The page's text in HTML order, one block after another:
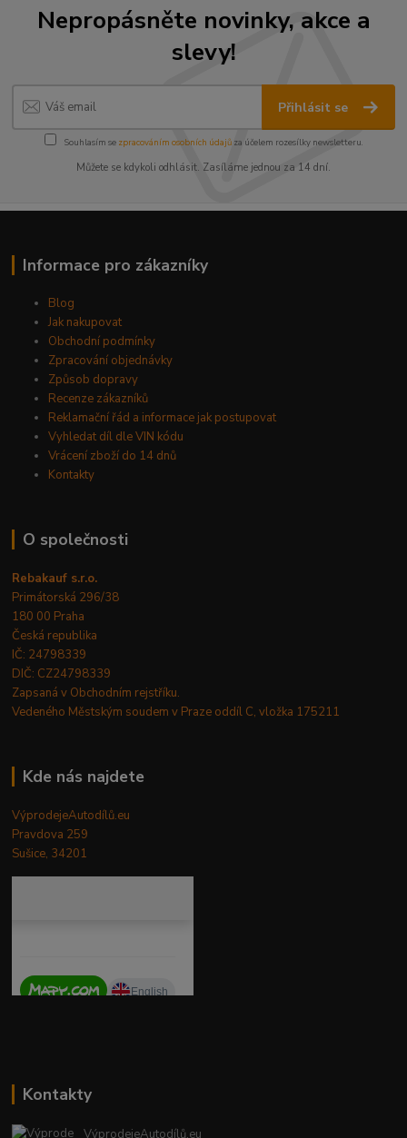
Nepropásněte novinky, akce a
slevy!
Přihlásit se
Souhlasím se zpracováním osobních údajůza účelem rozesílky newsletteru.
Můžete se kdykoli odhlásit. Zasíláme jednou za 14 dní.
Informace pro zákazníky
Blog
Jak nakupovat
Obchodní podmínky
Zpracování objednávky
Způsob dopravy
Recenze zákazníků
Reklamační řád a informace jak postupovat
Vyhledat díl dle VIN kódu
Vrácení zboží do 14 dnů
Kontakty
O společnosti
Rebakauf s.r.o.
Primátorská 296/38
180 00 Praha
Česká republika
IČ: 24798339
DIČ: CZ24798339
Zapsaná v Obchodním rejstříku.
Vedeného Městským soudem v Praze oddíl C, vložka 175211
Kde nás najdete
VýprodejeAutodílů.eu
Pravdova 259
Sušice, 34201
Kontakty
VýprodejeAutodílů.eu